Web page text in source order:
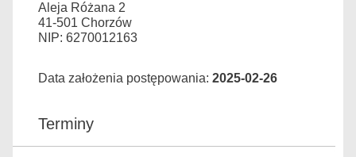
Aleja Różana 2
41-501 Chorzów
NIP: 6270012163
Data założenia postępowania: 2025-02-26
Terminy